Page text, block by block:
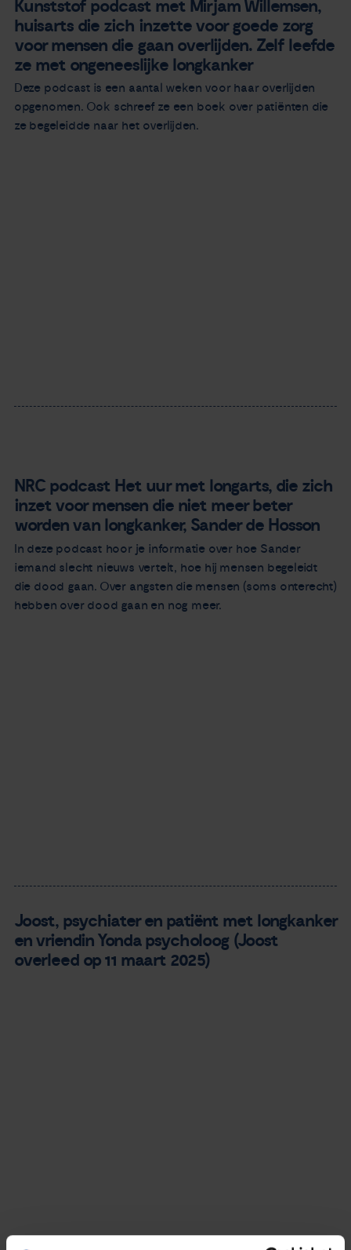
Kunststof podcast met Mirjam Willemsen,
huisarts die zich inzette voor goede zorg
voor mensen die gaan overlijden. Zelf leefde
ze met ongeneeslijke longkanker
Deze podcast is een aantal weken voor haar overlijden
opgenomen. Ook schreef ze een boek over patiënten die
ze begeleidde naar het overlijden.
NRC podcast Het uur met longarts, die zich
inzet voor mensen die niet meer beter
worden van longkanker, Sander de Hosson
In deze podcast hoor je informatie over hoe Sander
iemand slecht nieuws vertelt, hoe hij mensen begeleidt
die dood gaan. Over angsten die mensen (soms onterecht)
hebben over dood gaan en nog meer.
Joost, psychiater en patiënt met longkanker
en vriendin Yonda psycholoog (Joost
overleed op 11 maart 2025)